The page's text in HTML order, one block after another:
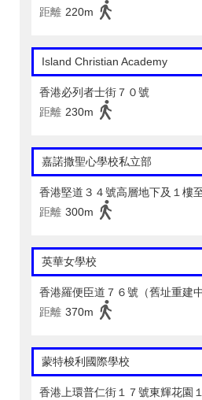
距離 220m
Island Christian Academy
香港必列者士街７０號
距離 230m
嘉諾撒聖心學校私立部
香港堅道３４號高層地下及１樓
距離 300m
英華女學校
香港羅便臣道７６號（舊址重建中
距離 370m
蒙特梭利國際學校
香港上環普仁街１７號東輝花園